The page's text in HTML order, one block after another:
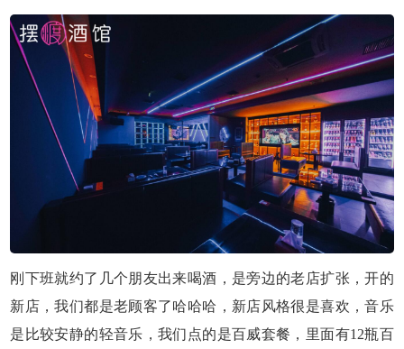
刚下班就约了几个朋友出来喝酒，是旁边的老店扩张，开的
新店，我们都是老顾客了哈哈哈，新店风格很是喜欢，音乐
是比较安静的轻音乐，我们点的是百威套餐，里面有12瓶百